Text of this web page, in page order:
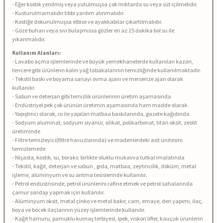
- Eğer kostik yenilmiş veya yutulmuşsa çok miktarda su veya süt içilmelidir.
- Kusturulmamalıdır tıbbi yardım alınmalıdır.
- Kostiğe dokunulmuşsa elbise ve ayakkabılar çıkartılmalıdır.
- Göze buharı veya sıvı bulaşmıssa gözler en az 15 dakika bol su ile
yıkanmalıdır.
Kullanım Alanları:
- Lavabo açma işlemlerinde ve büyük yemekhanelerde kullanılan kazan,
tencere gibi ürünlerin kalın yağ tabakalarının temizliğinde kullanılmaktadır.
- Tekstil baskı ve boyama sanayi ovma ajanı ve merserize ajan olarak
kullanılır.
-Sabun ve deterjan gibi temizlik ürünlerinin üretim aşamasında
- Endüstriyel pek çok ürünün üretimin aşamasında ham madde olarak
- Yapıştırıcı olarak, ısı ile yapılan matbaa baskılarında, gazete kağıdında
- Sodyum aluminat, sodyum siyanür, silikat, polikarbonat, titan oksit, zeolit
üretiminde
- Filtre temizleyici(filtre havuzlarında) ve madenlerdeki asit ünitesini
temizlemede
- Nişasta, kostik, su, boraks: birlikte oluklu mukavva tutkal imalatında
- Tekstil, kağıt, deterjan ve sabun , gıda, matbaa, zeytincilik, döküm, metal
işleme, alüminyum ve su arıtma tesislerinde kullanılır.
- Petrol endüstrisinde, petrol ürünlerini rafine etmek ve petrol sahalarında
çamur sondajı yapmak için kullanılır.
- Alüminyum oksit, metal çinko ve metal bakır, cam, emaye, deri yapımı, ilaç,
boya ve böcek ilaçlarının yüzey işlemlerinde kullanılır.
- Kağıt hamuru, pamuklu kumaş terbiyesi, ipek, viskon lifler, kauçuk ürünlerin